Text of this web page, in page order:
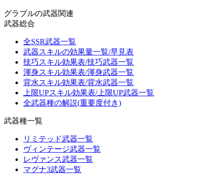
グラブルの武器関連
武器総合
全SSR武器一覧
武器スキルの効果量一覧/早見表
技巧スキル効果表/技巧武器一覧
渾身スキル効果表/渾身武器一覧
背水スキル効果表/背水武器一覧
上限UPスキル効果表/上限UP武器一覧
全武器種の解説(重要度付き)
武器種一覧
リミテッド武器一覧
ヴィンテージ武器一覧
レヴァンス武器一覧
マグナ3武器一覧